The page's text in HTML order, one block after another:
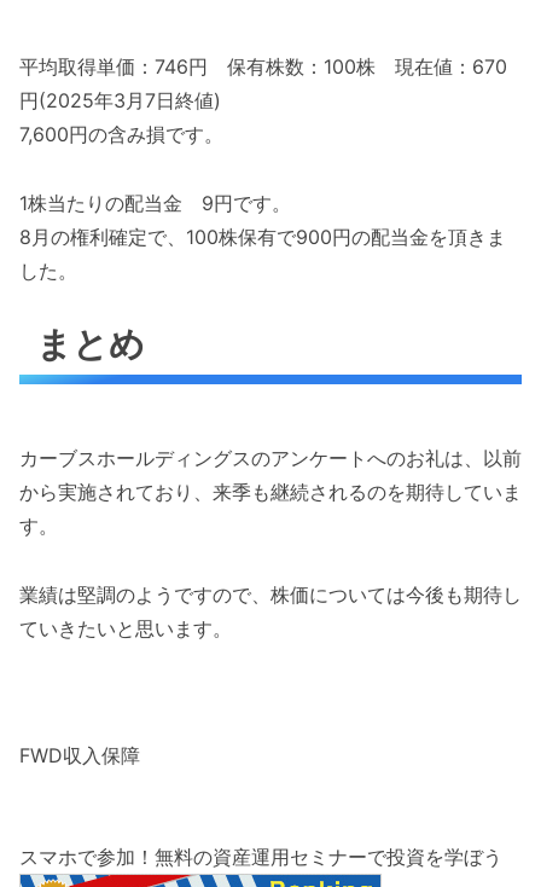
平均取得単価：746円 保有株数：100株 現在値：670
円(2025年3月7日終値)
7,600円の含み損です。
1株当たりの配当金 9円です。
8月の権利確定で、100株保有で900円の配当金を頂きま
した。
まとめ
カーブスホールディングスのアンケートへのお礼は、以前
から実施されており、来季も継続されるのを期待していま
す。
業績は堅調のようですので、株価については今後も期待し
ていきたいと思います。
FWD収入保障
スマホで参加！無料の資産運用セミナーで投資を学ぼう